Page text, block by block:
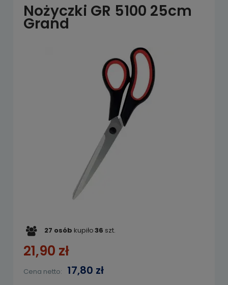
Nożyczki GR 5100 25cm
Grand
27 osób kupiło36 szt.
21,90 zł
Cena netto: 17,80 zł